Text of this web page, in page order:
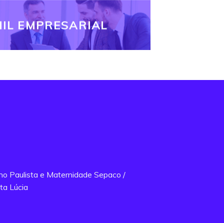
EMPRESARIAL
Paulista e Maternidade Sepaco /
Lúcia